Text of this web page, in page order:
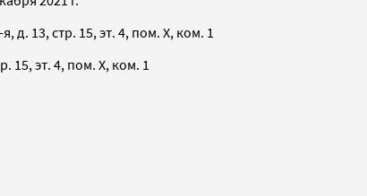
д. 13, стр. 15, эт. 4, пом. X, ком. 1
15, эт. 4, пом. X, ком. 1